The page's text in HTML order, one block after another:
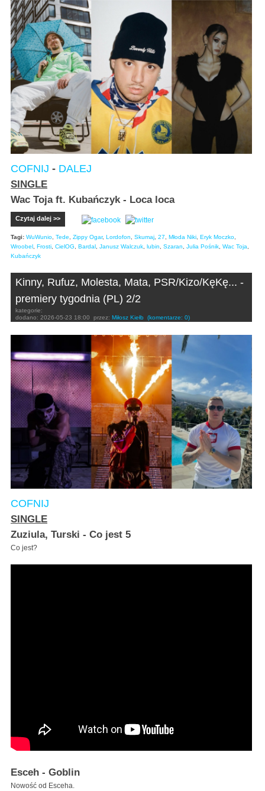
COFNIJ - DALEJ
SINGLE
Wac Toja ft. Kubańczyk - Loca loca
Czytaj dalej >>
Tagi: WuWunio, Tede, Zippy Ogar, Lordofon, Skumaj, 27, Młoda Niki, Eryk Moczko,
Wroobel, Frosti, CielOG, Bardal, Janusz Walczuk, lubin, Szaran, Julia Pośnik, Wac Toja,
Kubańczyk
Kinny, Rufuz, Molesta, Mata, PSR/Kizo/KęKę... -
premiery tygodnia (PL) 2/2
kategorie:
dodano: 2026-05-23 18:00 przez: Miłosz Kiełb (komentarze: 0)
COFNIJ
SINGLE
Zuziula, Turski - Co jest 5
Co jest?
Esceh - Goblin
Nowość od Esceha.